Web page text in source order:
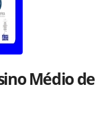
Médio de